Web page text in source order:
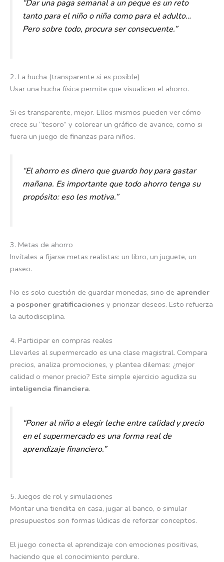
“Dar una paga semanal a un peque es un reto
tanto para el niño o niña como para el adulto…
Pero sobre todo, procura ser consecuente.”
2. La hucha (transparente si es posible)
Usar una hucha física permite que visualicen el ahorro.
Si es transparente, mejor. Ellos mismos pueden ver cómo
crece su “tesoro” y colorear un gráfico de avance, como si
fuera un juego de finanzas para niños.
“El ahorro es dinero que guardo hoy para gastar
mañana. Es importante que todo ahorro tenga su
propósito: eso les motiva.”
3. Metas de ahorro
Invítales a fijarse metas realistas: un libro, un juguete, un
paseo.
No es solo cuestión de guardar monedas, sino de aprender
a posponer gratificaciones y priorizar deseos. Esto refuerza
la autodisciplina.
4. Participar en compras reales
Llevarles al supermercado es una clase magistral. Compara
precios, analiza promociones, y plantea dilemas: ¿mejor
calidad o menor precio? Este simple ejercicio agudiza su
inteligencia financiera.
“Poner al niño a elegir leche entre calidad y precio
en el supermercado es una forma real de
aprendizaje financiero.”
5. Juegos de rol y simulaciones
Montar una tiendita en casa, jugar al banco, o simular
presupuestos son formas lúdicas de reforzar conceptos.
El juego conecta el aprendizaje con emociones positivas,
haciendo que el conocimiento perdure.